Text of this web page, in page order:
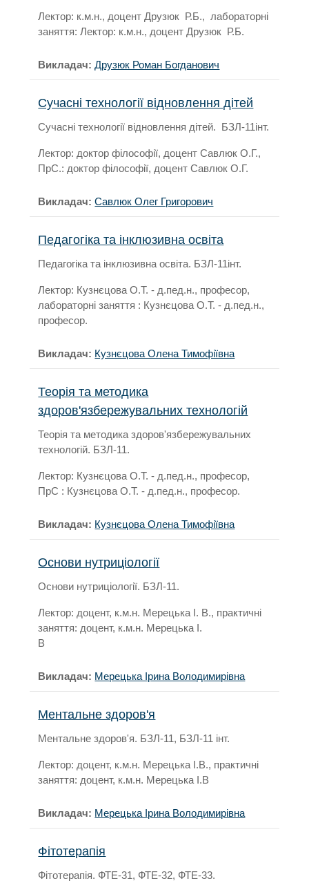
Лектор: к.м.н., доцент Друзюк Р.Б., лабораторні
заняття: Лектор: к.м.н., доцент Друзюк Р.Б.
Викладач:Друзюк Роман Богданович
Сучасні технології відновлення дітей
Сучасні технології відновлення дітей. БЗЛ-11інт.
Лектор: доктор філософії, доцент Савлюк О.Г.,
ПрС.: доктор філософії, доцент Савлюк О.Г.
Викладач:Савлюк Олег Григорович
Педагогіка та інклюзивна освіта
Педагогіка та інклюзивна освіта. БЗЛ-11інт.
Лектор: Кузнєцова О.Т. - д.пед.н., професор,
лабораторні заняття : Кузнєцова О.Т. - д.пед.н.,
професор.
Викладач: Кузнєцова Олена Тимофіївна
Теорія та методика
здоров'язбережувальних технологій
Теорія та методика здоров'язбережувальних
технологій. БЗЛ-11.
Лектор: Кузнєцова О.Т. - д.пед.н., професор,
ПрС : Кузнєцова О.Т. - д.пед.н., професор.
Викладач: Кузнєцова Олена Тимофіївна
Основи нутриціології
Основи нутриціології. БЗЛ-11.
Лектор: доцент, к.м.н. Мерецька І. В., практичні
заняття: доцент, к.м.н. Мерецька І.
В
Викладач: Мерецька Ірина Володимирівна
Ментальне здоров'я
Ментальне здоров'я. БЗЛ-11, БЗЛ-11 інт.
Лектор: доцент, к.м.н. Мерецька І.В., практичні
заняття: доцент, к.м.н. Мерецька І.В
Викладач: Мерецька Ірина Володимирівна
Фітотерапія
Фітотерапія. ФТЕ-31, ФТЕ-32, ФТЕ-33.